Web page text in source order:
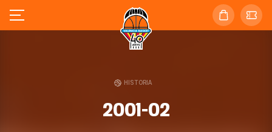
HISTORIA
2001-02